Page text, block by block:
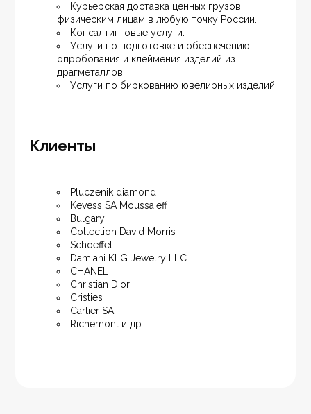
Курьерская доставка ценных грузов
физическим лицам в любую точку России.
Консалтинговые услуги.
Услуги по подготовке и обеспечению
опробования и клеймения изделий из
драгметаллов.
Услуги по биркованию ювелирных изделий.
Клиенты
Pluczenik diamond
Kevess SA Moussaieff
Bulgary
Collection David Morris
Schoeffel
Damiani KLG Jewelry LLC
CHANEL
Christian Dior
Cristies
Cartier SA
Richemont и др.